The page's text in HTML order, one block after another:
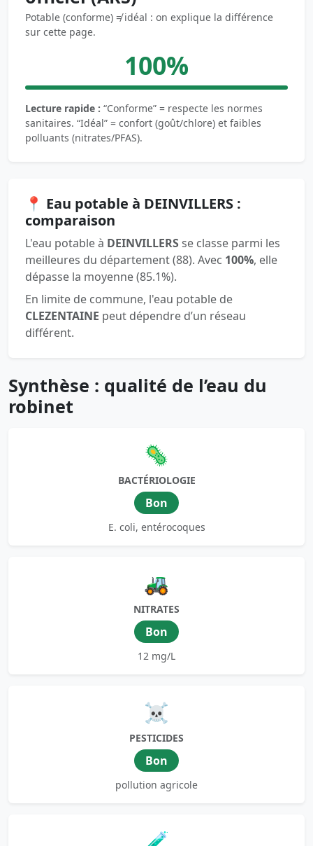
Potable (conforme) ≠ idéal : on explique la différence
sur cette page.
100%
Lecture rapide : “Conforme” = respecte les normes
sanitaires. “Idéal” = confort (goût/chlore) et faibles
polluants (nitrates/PFAS).
📍 Eau potable à DEINVILLERS :
comparaison
L'eau potable à DEINVILLERSse classe parmi les
meilleures du département (88). Avec 100%, elle
dépasse la moyenne (85.1%).
En limite de commune, l'eau potable de
CLEZENTAINE peut dépendre d’un réseau
différent.
Synthèse : qualité de l’eau du
robinet
🦠
BACTÉRIOLOGIE
Bon
E. coli, entérocoques
🚜
NITRATES
Bon
12 mg/L
☠️
PESTICIDES
Bon
pollution agricole